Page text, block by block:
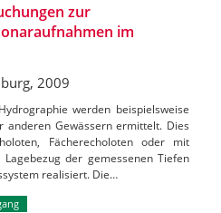
zur
im
2009
werden beispielsweise
anderen Gewässern ermittelt. Dies
Fächerecholoten oder mit
der gemessenen Tiefen
realisiert. Die…